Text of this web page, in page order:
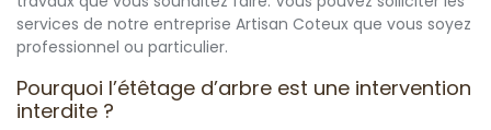
services de notre entreprise Artisan Coteux que vous soyez
professionnel ou particulier.
Pourquoi l’étêtage d’arbre est une intervention
interdite ?